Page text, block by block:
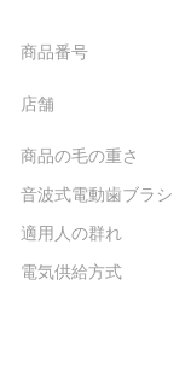
商品番号
店舗
商品の毛の重さ
音波式電動歯ブラシ
適用人の群れ
電気供給方式